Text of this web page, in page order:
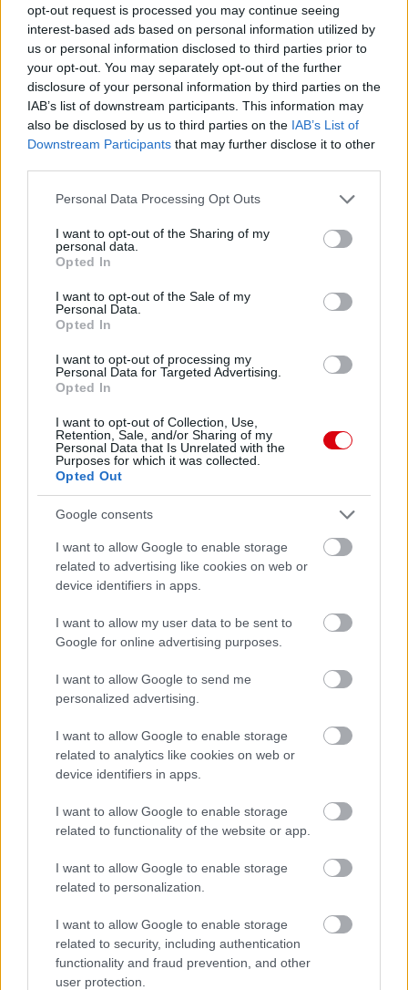
opt-out request is processed you may continue seeing
interest-based ads based on personal information utilized by
us or personal information disclosed to third parties prior to
your opt-out. You may separately opt-out of the further
disclosure of your personal information by third parties on the
IAB’s list of downstream participants. This information may
also be disclosed by us to third parties on the IAB’s List of
Downstream Participants that may further disclose it to other
Please note that this website/app uses one or more Google
not limited to your visit or usage behaviour. You may click to
grant or deny consent to Google and its third-party tags to
use your data for below specified purposes in below Google
consent section.
Personal Data Processing Opt Outs
I want to opt-out of the Sharing of my
personal data.
Opted In
I want to opt-out of the Sale of my
Personal Data.
Opted In
I want to opt-out of processing my
Personal Data for Targeted Advertising.
Opted In
I want to opt-out of Collection, Use,
Retention, Sale, and/or Sharing of my
Personal Data that Is Unrelated with the
Purposes for which it was collected.
Opted Out
Google consents
I want to allow Google to enable storage
related to advertising like cookies on web or
device identifiers in apps.
I want to allow my user data to be sent to
Google for online advertising purposes.
I want to allow Google to send me
personalized advertising.
I want to allow Google to enable storage
related to analytics like cookies on web or
device identifiers in apps.
I want to allow Google to enable storage
related to functionality of the website or app.
I want to allow Google to enable storage
related to personalization.
I want to allow Google to enable storage
related to security, including authentication
functionality and fraud prevention, and other
user protection.
Meccs Center
Paris Saint-Germainvs
Manchester United
Felkészülési szezon 4. mérkőzés
2026-08-08 17:00
Leeds Unitedvs Manchester United2026-08-12 20:30
ELŐZŐ MÉRKŐZÉSEK
Támogatás
Támogasd adományoddal
a ManUtdFanatics.hu működését!
Kapcsolódó hírek
MARCUS RASHFORD
LEJÁRT RASHFORD
KIVÁSÁRLÁSI